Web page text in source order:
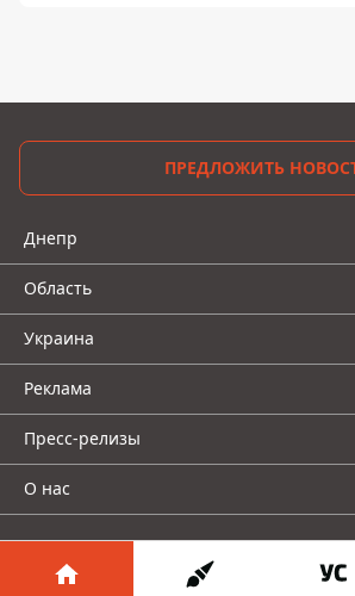
ПРЕДЛОЖИТЬ
Днепр
Область
Украина
Реклама
Пресс-релизы
О нас